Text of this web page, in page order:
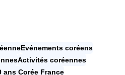
Evénements coréens
Activités coréennes
ans Corée France